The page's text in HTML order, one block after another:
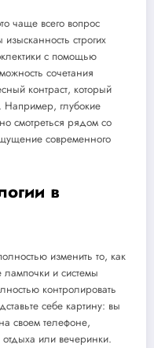
чаще всего вопрос
строгих
с помощью
сочетания
контраст, который
Например, глубокие
смотреться рядом со
современного
в
изменить то, как
и системы
контролировать
себе картину: вы
своем телефоне,
или вечеринки.